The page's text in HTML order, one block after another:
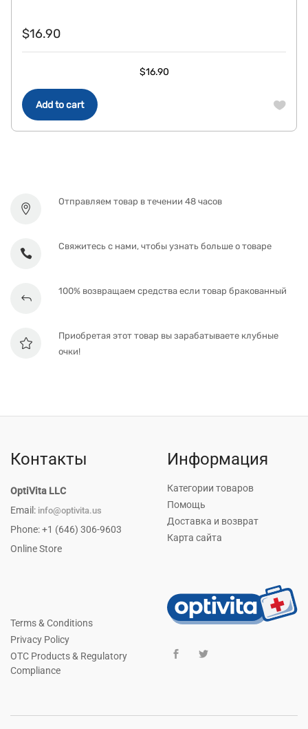
Add to cart
$16.90
$16.90
Отправляем товар в течении 48 часов
Свяжитесь с нами, чтобы узнать больше о товаре
100% возвращаем средства если товар бракованный
Приобретая этот товар вы зарабатываете клубные
очки!
Контакты
OptiVita LLC
Email: info@optivita.us
Phone: +1 (646) 306-9603
Online Store
Информация
Категории товаров
Помощь
Доставка и возврат
Карта сайта
Terms & Conditions
Privacy Policy
OTC Products & Regulatory
Compliance